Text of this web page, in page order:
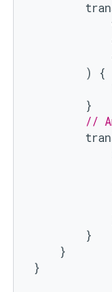
)
{
}
//
}
}
}